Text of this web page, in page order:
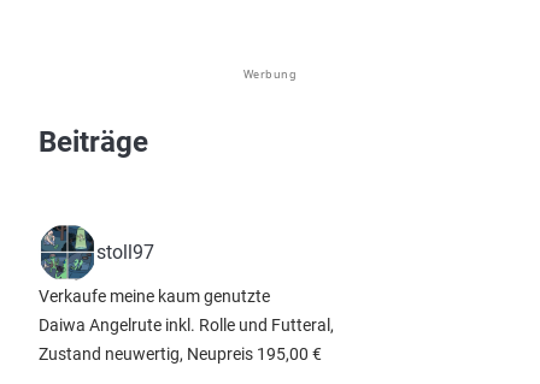
Werbung
Beiträge
stoll97
Verkaufe meine kaum genutzte
Daiwa Angelrute inkl. Rolle und Futteral,
Zustand neuwertig, Neupreis 195,00 €